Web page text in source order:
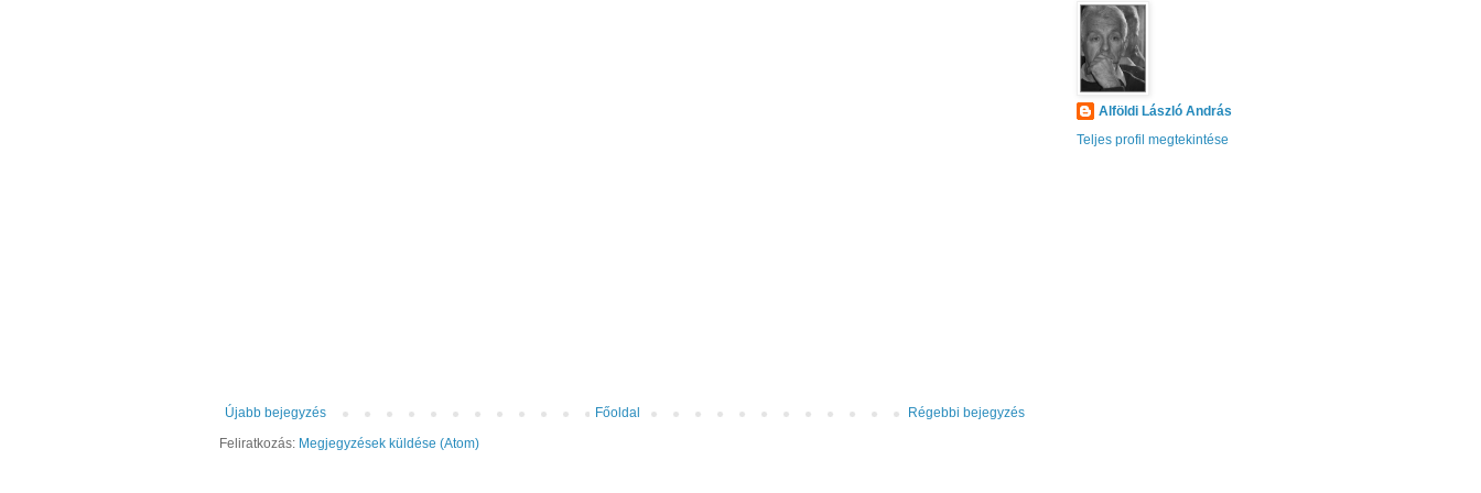
Újabb bejegyzés Régebbi bejegyzés
Főoldal
Feliratkozás: Megjegyzések küldése (Atom)
Alföldi László András
Teljes profil megtekintése